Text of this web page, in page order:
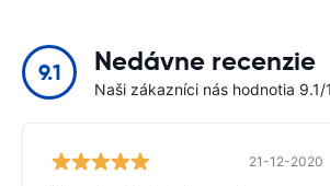
9.1 Nedávne recenzie
Naši zákazníci nás hodnotia
21-12-2020